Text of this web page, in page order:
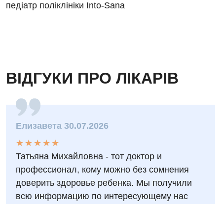
педіатр поліклініки Into-Sana
ВІДГУКИ ПРО ЛІКАРІВ
Елизавета 30.07.2026
★
★
★
★
★
★ ★ ★ ★ ★
Татьяна Михайловна - тот доктор и
профессионал, кому можно без сомнения
доверить здоровье ребенка. Мы получили
всю информацию по интересующему нас